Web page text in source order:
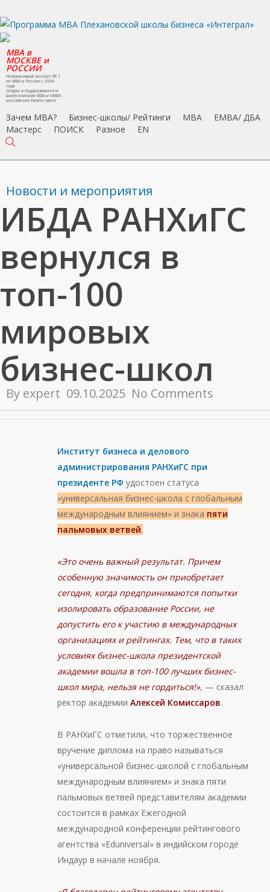
to
main
content
MBA в
МОСКВЕ и
РОССИИ
Независимый эксперт № 1
по MBA в России с 2004
года
Создан и поддерживается
выпускниками MBA и EMBA
российских бизнес-школ
Зачем MBA? Бизнес-школы/ Рейтинги MBA
EMBA/ ДБA
Мастерс
ПОИСК Разное EN
Новости и мероприятия
ИБДА РАНХиГС
вернулся в
топ-100
мировых
бизнес-школ
By expert 09.10.2025 No Comments
Институт бизнеса и делового
администрирования РАНХиГС при
президенте РФ удостоен статуса
«универсальная бизнес-школа с глобальным
международным влиянием» и знака пяти
пальмовых ветвей.
«Это очень важный результат. Причем
особенную значимость он приобретает
сегодня, когда предпринимаются попытки
изолировать образование России, не
допустить его к участию в международных
организациях и рейтингах. Тем, что в таких
условиях бизнес-школа президентской
академии вошла в топ-100 лучших бизнес-
школ мира, нельзя не гордиться!», — сказал
ректор академии Алексей Комиссаров.
В РАНХиГС отметили, что торжественное
вручение диплома на право называться
«универсальной бизнес-школой с глобальным
международным влиянием» и знака пяти
пальмовых ветвей представителям академии
состоится в рамках Ежегодной
международной конференции рейтингового
агентства «Eduniversal» в индийском городе
Индаур в начале ноября.